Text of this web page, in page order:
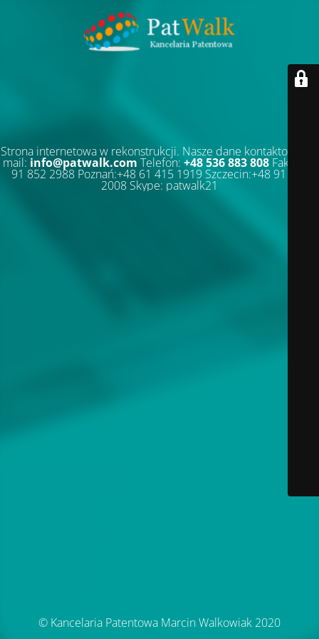
Strona internetowa w rekonstrukcji. Nasze dane kontaktowe: E-
mail: info@patwalk.com Telefon: +48 536 883 808 Faks:+48
91 852 2988 Poznań:+48 61 415 1919 Szczecin:+48 91 852
2008 Skype: patwalk21
© Kancelaria Patentowa Marcin Walkowiak 2020